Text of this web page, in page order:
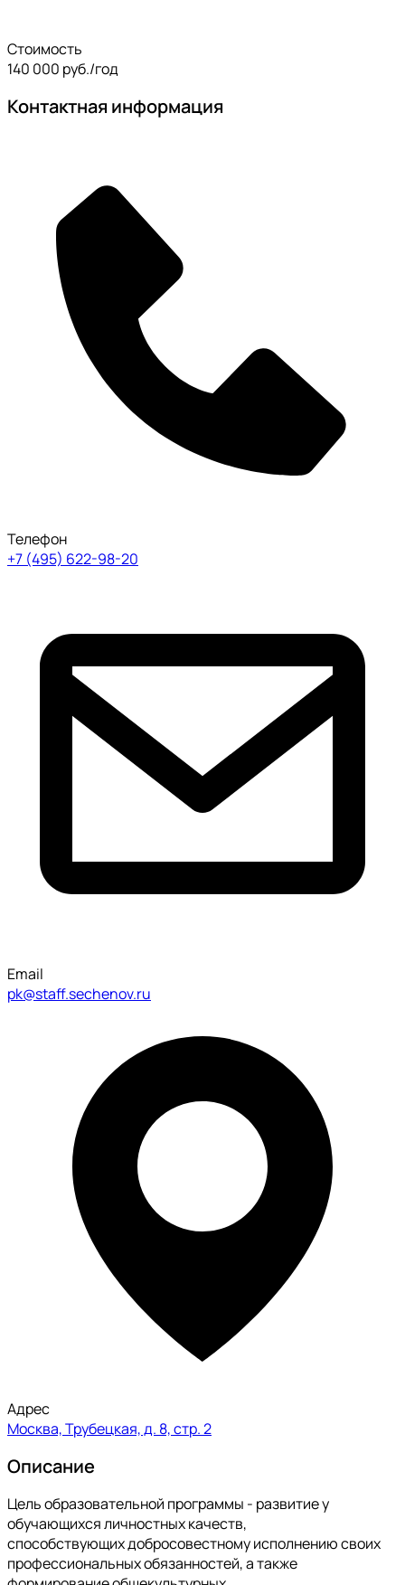
Стоимость
140 000 руб./год
Контактная информация
Телефон
+7 (495) 622-98-20
Email
pk@staff.sechenov.ru
Адрес
Москва, Трубецкая, д. 8, стр. 2
Описание
Цель образовательной программы - развитие у
обучающихся личностных качеств,
способствующих добросовестному исполнению своих
профессиональных обязанностей, а также